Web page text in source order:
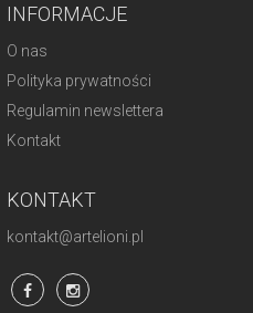
INFORMACJE
O nas
Polityka prywatności
Regulamin newslettera
Kontakt
KONTAKT
kontakt@artelioni.pl